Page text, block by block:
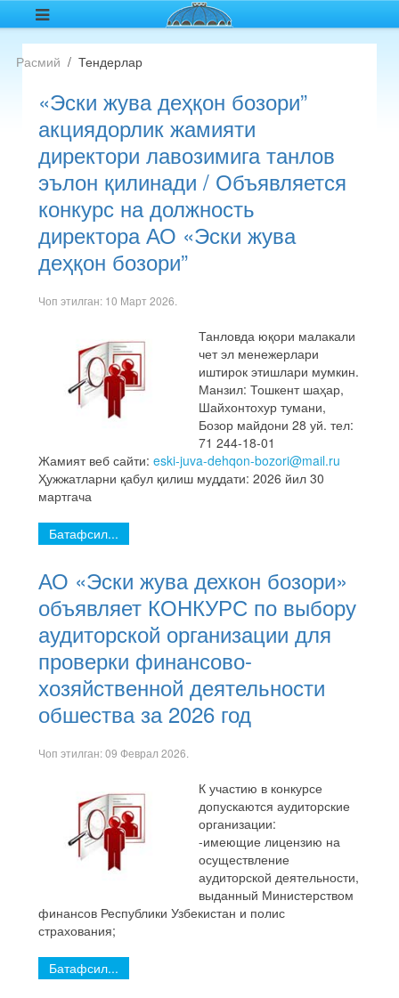
Расмий Тендерлар
«Эски жува деҳқон бозори”
акциядорлик жамияти
директори лавозимига танлов
эълон қилинади / Объявляется
конкурс на должность
директора АО «Эски жува
деҳқон бозори”
Чоп этилган: 10 Март 2026
Танловда юқори малакали
чет эл менежерлари
иштирок этишлари мумкин.
Манзил: Тошкент шаҳар,
Шайхонтохур тумани,
Бозор майдони 28 уй. тел:
71 244-18-01
Жамият веб сайти: eski-juva-dehqon-bozori@mail.ru
Ҳужжатларни қабул қилиш муддати: 2026 йил 30
мартгача
Батафсил...
АО «Эски жува дехкон бозори»
объявляет КОНКУРС по выбору
аудиторской организации для
проверки финансово-
хозяйственной деятельности
обшества за 2026 год
Чоп этилган:09 Феврал 2026
К участию в конкурсе
допускаются аудиторские
организации:
-имеющие лицензию на
осуществление
аудиторской деятельности,
выданный Министерством
финансов Республики Узбекистан и полис
страхования;
Батафсил...